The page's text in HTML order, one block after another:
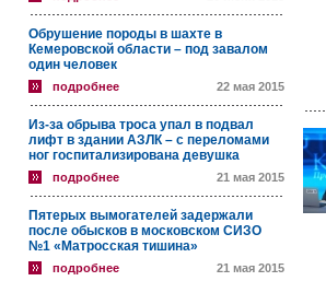
Обрушение породы в шахте в
Кемеровской области – под завалом
один человек
подробнее 22 мая 2015
Из-за обрыва троса упал в подвал
лифт в здании АЗЛК – с переломами
ног госпитализирована девушка
подробнее 21 мая 2015
Пятерых вымогателей задержали
после обысков в московском СИЗО
№1 «Матросская тишина»
подробнее 21 мая 2015